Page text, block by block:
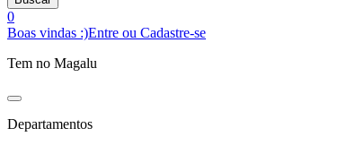
0
Boas vindas :)Entre ou Cadastre-se
Tem no Magalu
Departamentos